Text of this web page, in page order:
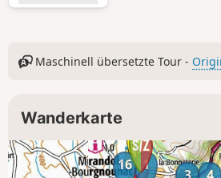
Maschinell übersetzte Tour -
Wanderkarte
1
16